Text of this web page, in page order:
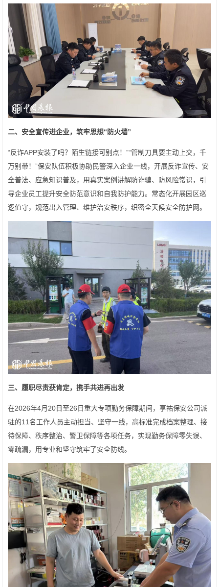
二、安全宣传进企业，筑牢思想“防火墙”
“反诈APP安装了吗？陌生链接可别点！”“管制刀具要主动上交，千
万别带！”保安队伍积极协助民警深入企业一线，开展反诈宣传、安
全普法、应急知识普及，用真实案例讲解防诈骗、防风险常识，引
导企业员工提升安全防范意识和自我防护能力。常态化开展园区巡
逻值守，规范出入管理、维护治安秩序，织密全天候安全防护网。
三、履职尽责获肯定，携手共进再出发
在2026年4月20日至26日重大专项勤务保障期间，享祐保安公司派
驻的11名工作人员主动担当、坚守一线，高标准完成档案整理、接
待保障、秩序整治、警卫保障等各项任务，实现勤务保障零失误、
零疏漏，用专业和坚守筑牢了安全防线。